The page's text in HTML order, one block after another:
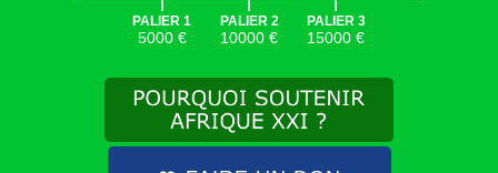
PALIER 1
5000 €
PALIER 2
10000 €
PALIER 3
15000 €